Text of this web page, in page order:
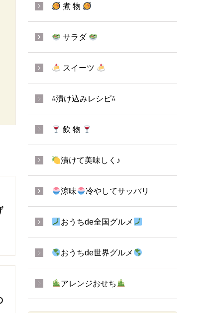
煮 物
サラダ
スイーツ
⁂漬け込みレシピ⁂
飲 物
漬けて美味しく♪
涼味 冷やしてサッパリ
おうちde全国グルメ
おうちde世界グルメ
アレンジおせち